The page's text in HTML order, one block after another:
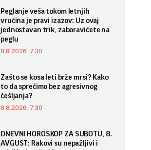
Peglanje veša tokom letnjih
vrućina je pravi izazov: Uz ovaj
jednostavan trik, zaboravićete na
peglu
8.8.2026. 7:30
Zašto se kosa leti brže mrsi? Kako
to da sprečimo bez agresivnog
češljanja?
8.8.2026. 7:30
DNEVNI HOROSKOP ZA SUBOTU, 8.
AVGUST: Rakovi su nepažljivi i